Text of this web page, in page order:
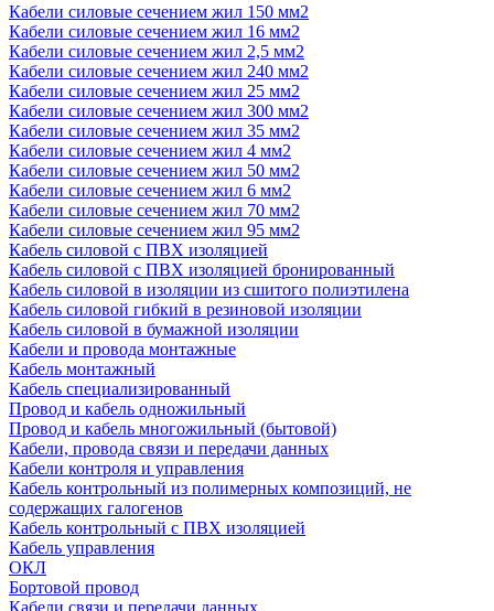
Кабели силовые сечением жил 150 мм2
Кабели силовые сечением жил 16 мм2
Кабели силовые сечением жил 2,5 мм2
Кабели силовые сечением жил 240 мм2
Кабели силовые сечением жил 25 мм2
Кабели силовые сечением жил 300 мм2
Кабели силовые сечением жил 35 мм2
Кабели силовые сечением жил 4 мм2
Кабели силовые сечением жил 50 мм2
Кабели силовые сечением жил 6 мм2
Кабели силовые сечением жил 70 мм2
Кабели силовые сечением жил 95 мм2
Кабель силовой с ПВХ изоляцией
Кабель силовой с ПВХ изоляцией бронированный
Кабель силовой в изоляции из сшитого полиэтилена
Кабель силовой гибкий в резиновой изоляции
Кабель силовой в бумажной изоляции
Кабели и провода монтажные
Кабель монтажный
Кабель специализированный
Провод и кабель одножильный
Провод и кабель многожильный (бытовой)
Кабели, провода связи и передачи данных
Кабели контроля и управления
Кабель контрольный из полимерных композиций, не
содержащих галогенов
Кабель контрольный с ПВХ изоляцией
Кабель управления
ОКЛ
Бортовой провод
Кабели связи и передачи данных